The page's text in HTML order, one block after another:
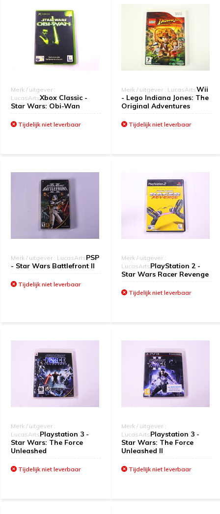
Merk / uitgever :
LucasArtsXbox Classic -
Star Wars: Obi-Wan
Tijdelijk niet leverbaar
Merk / uitgever : LucasArtsWii
- Lego Indiana Jones: The
Original Adventures
Tijdelijk niet leverbaar
Merk / uitgever : LucasArtsPSP
- Star Wars Battlefront II
Tijdelijk niet leverbaar
Merk / uitgever :
LucasArtsPlayStation 2 -
Star Wars Racer Revenge
Tijdelijk niet leverbaar
Merk / uitgever :
LucasArtsPlaystation 3 -
Star Wars: The Force
Unleashed
Tijdelijk niet leverbaar
Merk / uitgever :
LucasArtsPlaystation 3 -
Star Wars: The Force
Unleashed II
Tijdelijk niet leverbaar